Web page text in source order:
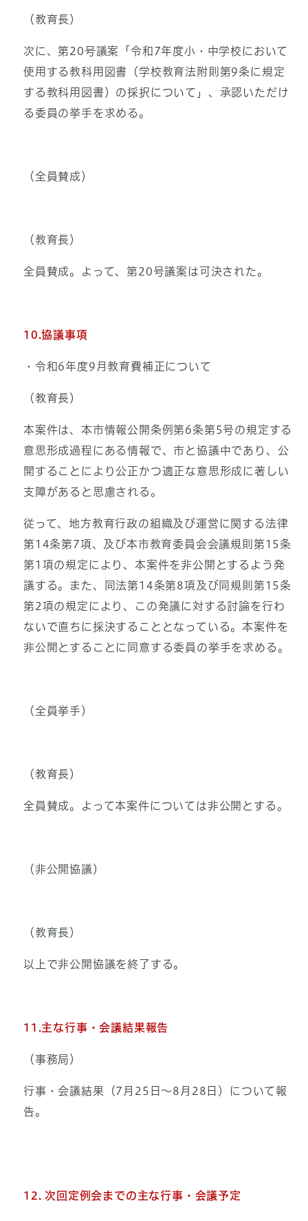
（教育長）
次に、第20号議案「令和7年度小・中学校において
使用する教科用図書（学校教育法附則第9条に規定
する教科用図書）の採択について」、承認いただけ
る委員の挙手を求める。
（全員賛成）
（教育長）
全員賛成。よって、第20号議案は可決された。
10.協議事項
・令和6年度9月教育費補正について
（教育長）
本案件は、本市情報公開条例第6条第5号の規定する
意思形成過程にある情報で、市と協議中であり、公
開することにより公正かつ適正な意思形成に著しい
支障があると思慮される。
従って、地方教育行政の組織及び運営に関する法律
第14条第7項、及び本市教育委員会会議規則第15条
第1項の規定により、本案件を非公開とするよう発
議する。また、同法第14条第8項及び同規則第15条
第2項の規定により、この発議に対する討論を行わ
ないで直ちに採決することとなっている。本案件を
非公開とすることに同意する委員の挙手を求める。
（全員挙手）
（教育長）
全員賛成。よって本案件については非公開とする。
（非公開協議）
（教育長）
以上で非公開協議を終了する。
11 .主な行事・会議結果報告
（事務局）
行事・会議結果（7月25日～8月28日）について報
告。
12. 次回定例会までの主な行事・会議予定